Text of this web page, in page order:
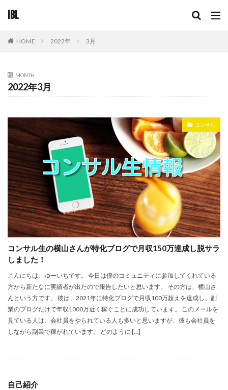
IBL
HOME 2022年 3月
MONTH
2022年3月
コンサル
コンサル生の横山さんが特化ブログで月収150万達成し脱サラ
しました！
こんにちは、ゆーいちです。 今日は僕のコミュニティに参加してくれている
方から新たなに実績者が出たので報告したいと思います。 その方は、横山さ
んという方です。 彼は、2021年に特化ブログで月収100万超えを達成し、副
業のブログだけで年収1000万近く稼ぐことに成功しています。 このメールを
見ている人は、会社員をやられている人も多いと思いますが、彼も会社員を
しながら副業で稼がれています。 どのように […]
自己紹介